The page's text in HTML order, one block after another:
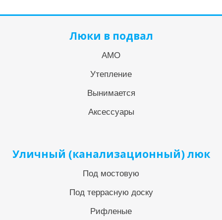
Люки в подвал
АМО
Утепление
Вынимается
Аксессуары
Уличный (канализационный) люк
Под мостовую
Под террасную доску
Рифленые